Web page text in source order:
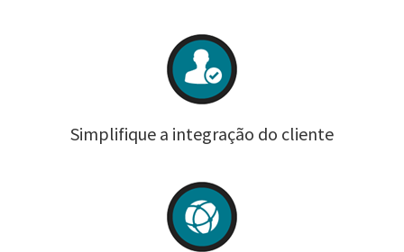
Simplifique a integração do cliente